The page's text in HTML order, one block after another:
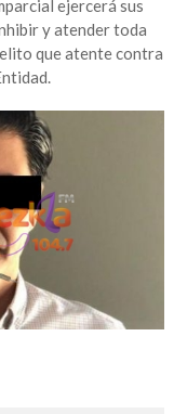
ejercerá sus
y atender toda
que atente contra